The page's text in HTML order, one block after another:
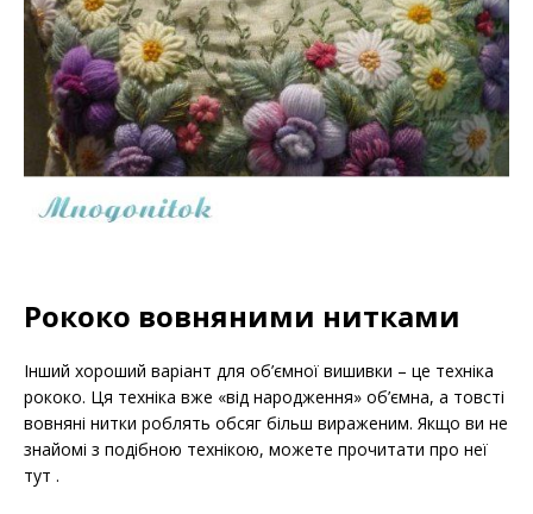
Рококо вовняними нитками
Інший хороший варіант для об’ємної вишивки – це техніка
рококо. Ця техніка вже «від народження» об’ємна, а товсті
вовняні нитки роблять обсяг більш вираженим. Якщо ви не
знайомі з подібною технікою, можете прочитати про неї
тут .